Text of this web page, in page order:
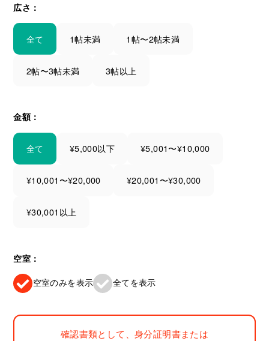
広さ：
全て 1帖未満 1帖〜2帖未満
2帖〜3帖未満 3帖以上
金額：
全て ¥5,000以下 ¥5,001〜¥10,000
¥10,001〜¥20,000 ¥20,001〜¥30,000
¥30,001以上
空室：
空室のみを表示 全てを表示
確認書類として、身分証明書または